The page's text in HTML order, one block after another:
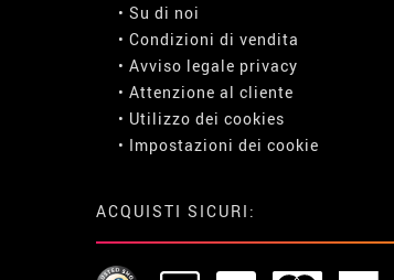
• Su di noi
• Condizioni di vendita
• Avviso legale privacy
• Attenzione al cliente
• Utilizzo dei cookies
• Impostazioni dei cookie
ACQUISTI SICURI: